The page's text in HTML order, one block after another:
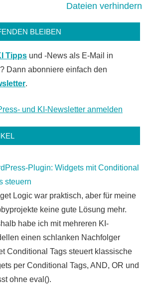
Dateien verhindern
BLEIBEN
Tipps und -News als E-Mail in
Dann abonniere einfach den
.
Plugin: Widgets mit Conditional
steuern
Logic war praktisch, aber für meine
keine gute Lösung mehr.
habe ich mit mehreren KI-
einen schlanken Nachfolger
Conditional Tags steuert klassische
per Conditional Tags, AND, OR und
ohne eval().